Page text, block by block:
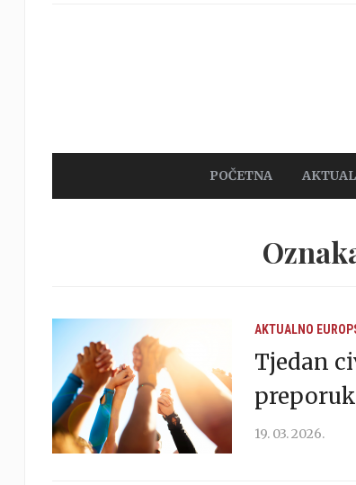
POČETNA
AKTUALNO
Tjedan
19. 03. 2026.